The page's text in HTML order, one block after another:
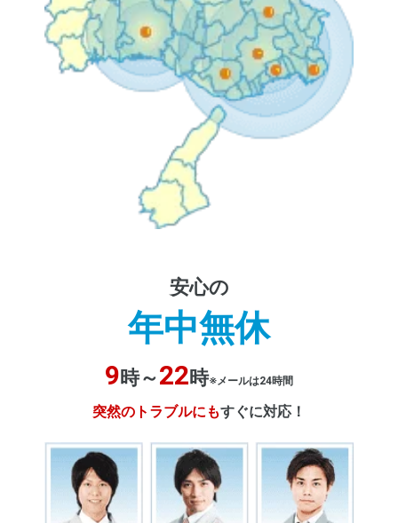
安心の
年中無休
9 時～22 時※メールは24時間
突然のトラブルにもすぐに対応！